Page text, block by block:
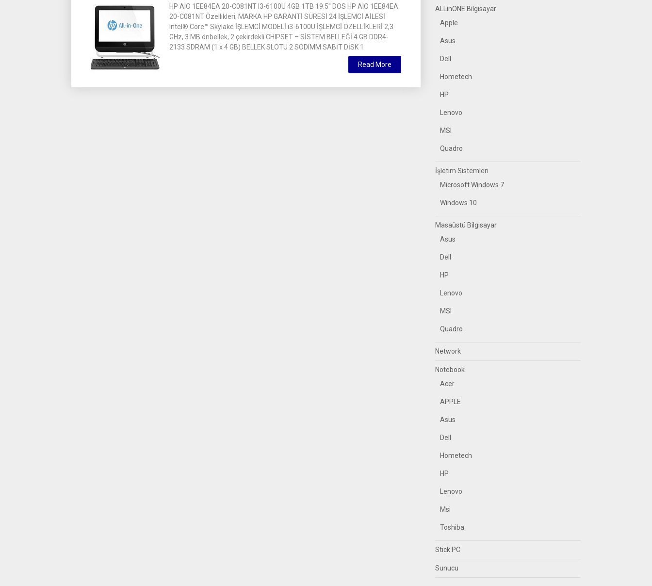
HP AIO 1EE84EA 20-C081NT I3-6100U 4GB 1TB 19.5″ DOS HP AIO 1EE84EA
20-C081NT Özellikleri; MARKA HP GARANTİ SÜRESİ 24 İŞLEMCİ AİLESİ
Intel® Core™ Skylake İŞLEMCİ MODELİ i3-6100U İŞLEMCİ ÖZELLİKLERİ 2,3
GHz, 3 MB önbellek, 2 çekirdekli CHIPSET – SİSTEM BELLEĞİ 4 GB DDR4-
2133 SDRAM (1 x 4 GB) BELLEK SLOTU 2 SODIMM SABİT DİSK 1
Read More
ALLinONE Bilgisayar
Apple
Asus
Dell
Hometech
HP
Lenovo
MSI
Quadro
İşletim Sistemleri
Microsoft Windows 7
Windows 10
Masaüstü Bilgisayar
Asus
Dell
HP
Lenovo
MSI
Quadro
Network
Notebook
Acer
APPLE
Asus
Dell
Hometech
HP
Lenovo
Msi
Toshiba
Stick PC
Sunucu